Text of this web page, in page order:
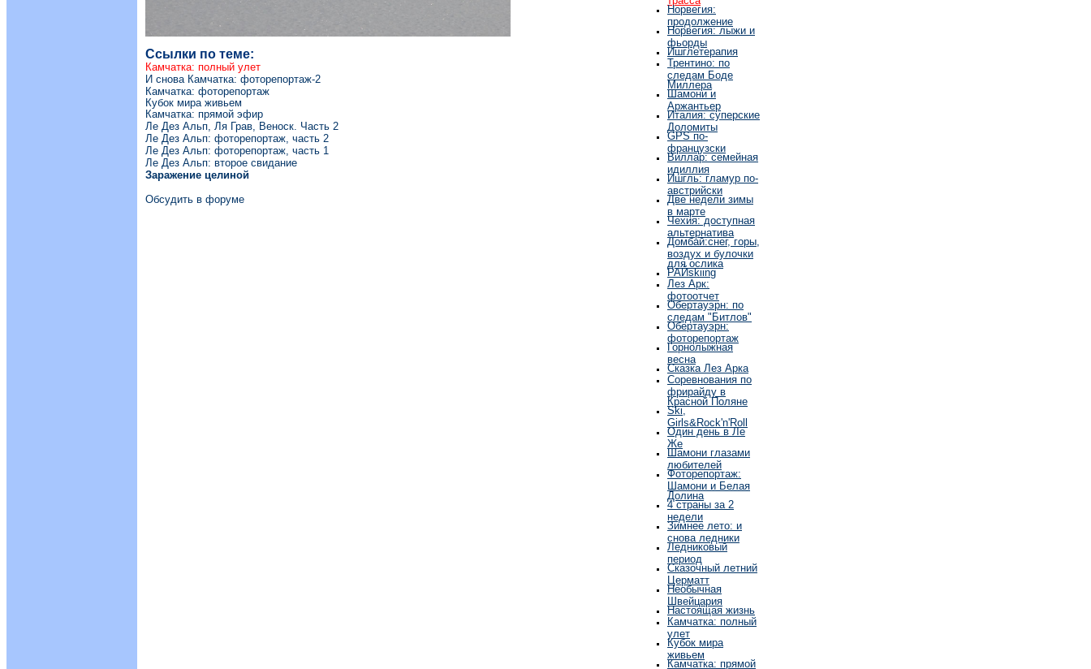
Ссылки по теме:
Камчатка: полный улет
И снова Камчатка: фоторепортаж-2
Камчатка: фоторепортаж
Кубок мира живьем
Камчатка: прямой эфир
Ле Дез Альп, Ля Грав, Веноск. Часть 2
Ле Дез Альп: фоторепортаж, часть 2
Ле Дез Альп: фоторепортаж, часть 1
Ле Дез Альп: второе свидание
Заражение целиной
Обсудить в форуме
Норвегия:
продолжение
Норвегия: лыжи и
фьорды
Ишглетерапия
Трентино: по
следам Боде
Миллера
Шамони и
Аржантьер
Италия: суперские
Доломиты
GPS по-
французски
Виллар: семейная
идиллия
Ишгль: гламур по-
австрийски
Две недели зимы
в марте
Чехия: доступная
альтернатива
Домбай:снег, горы,
воздух и булочки
для ослика
РАЙskiing
Лез Арк:
фотоотчет
Обертауэрн: по
следам "Битлов"
Обертауэрн:
фоторепортаж
Горнолыжная
весна
Сказка Лез Арка
Соревнования по
фрирайду в
Красной Поляне
Ski,
Girls&Rock'n'Roll
Один день в Ле
Же
Шамони глазами
любителей
Фоторепортаж:
Шамони и Белая
Долина
4 страны за 2
недели
Зимнее лето: и
снова ледники
Ледниковый
период
Сказочный летний
Церматт
Необычная
Швейцария
Настоящая жизнь
Камчатка: полный
улет
Кубок мира
живьем
Камчатка: прямой